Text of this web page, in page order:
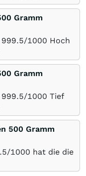
Gramm
1000 Hoch
Gramm
1000 Tief
500 Gramm
1000 hat die die